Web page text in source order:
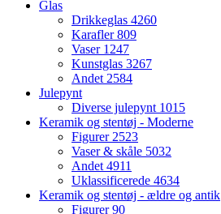
Glas
Drikkeglas 4260
Karafler809
Vaser 1247
Kunstglas 3267
Andet2584
Julepynt
Diverse julepynt 1015
Keramik og stentøj - Moderne
Figurer2523
Vaser & skåle 5032
Andet4911
Uklassificerede 4634
Keramik og stentøj - ældre og antik
Figurer90